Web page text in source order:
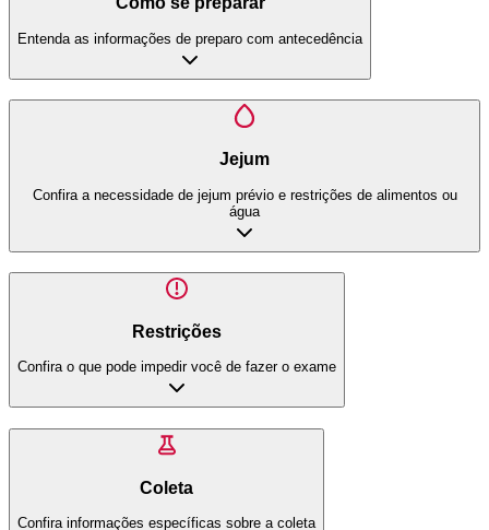
Entenda as informações de preparo com antecedência
Jejum
Confira a necessidade de jejum prévio e restrições de alimentos ou
água
Restrições
Confira o que pode impedir você de fazer o exame
Coleta
Confira informações específicas sobre a coleta